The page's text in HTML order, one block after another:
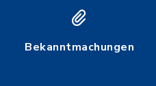
Bekanntmachungen